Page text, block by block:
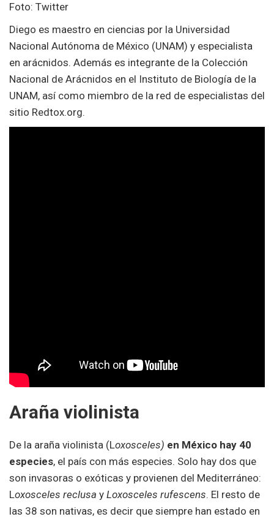
Foto: Twitter
Diego es maestro en ciencias por la Universidad
Nacional Autónoma de México (UNAM) y especialista
en arácnidos. Además es integrante de la Colección
Nacional de Arácnidos en el Instituto de Biología de la
UNAM, así como miembro de la red de especialistas del
sitio Redtox.org.
Araña violinista
De la araña violinista (Loxosceles) en México hay 40
especies, el país con más especies. Solo hay dos que
son invasoras o exóticas y provienen del Mediterráneo:
Loxosceles reclusa y Loxosceles rufescens. El resto de
las 38 son nativas, es decir que siempre han estado en